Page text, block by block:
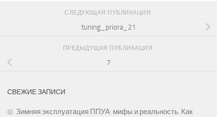
СЛЕДУЮЩАЯ ПУБЛИКАЦИЯ
tuning_priora_21
ПРЕДЫДУЩАЯ ПУБЛИКАЦИЯ
7
СВЕЖИЕ ЗАПИСИ
Зимняя эксплуатация ППУА: мифы и реальность. Как